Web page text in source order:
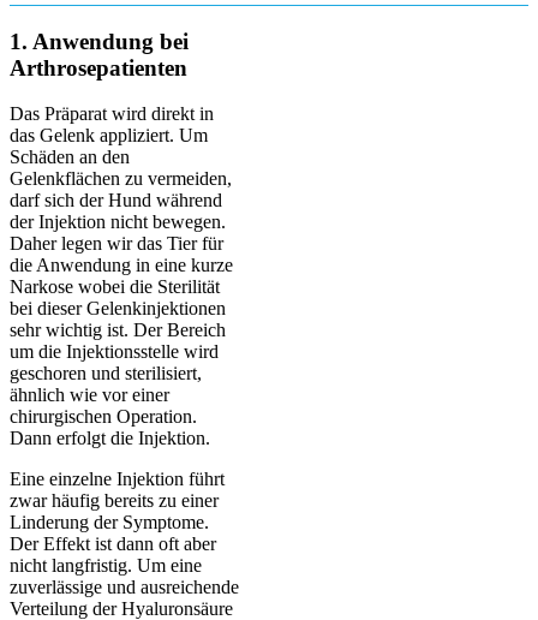
1. Anwendung bei
Arthrosepatienten
Das Präparat wird direkt in
das Gelenk appliziert. Um
Schäden an den
Gelenkflächen zu vermeiden,
darf sich der Hund während
der Injektion nicht bewegen.
Daher legen wir das Tier für
die Anwendung in eine kurze
Narkose wobei die Sterilität
bei dieser Gelenkinjektionen
sehr wichtig ist. Der Bereich
um die Injektionsstelle wird
geschoren und sterilisiert,
ähnlich wie vor einer
chirurgischen Operation.
Dann erfolgt die Injektion.
Eine einzelne Injektion führt
zwar häufig bereits zu einer
Linderung der Symptome.
Der Effekt ist dann oft aber
nicht langfristig. Um eine
zuverlässige und ausreichende
Verteilung der Hyaluronsäure